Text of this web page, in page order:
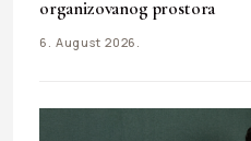
organizovanog prostora
6. August 2026.